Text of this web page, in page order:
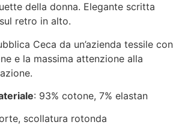
della donna. Elegante scritta
sul retro in alto.
Ceca da un’azienda tessile con
e la massima attenzione alla
: 93% cotone, 7% elastan
scollatura rotonda